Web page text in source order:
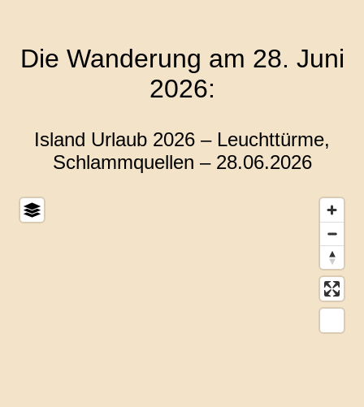
Die Wanderung am 28. Juni
2026:
Island Urlaub 2026 – Leuchttürme,
Schlammquellen – 28.06.2026